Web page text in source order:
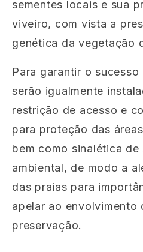
sementes locais e sua
viveiro, com vista a
genética da vegetação
Para garantir o
serão igualmente
restrição de acesso e
para proteção das
bem como sinalética de
ambiental, de modo a
das praias para
apelar ao envolvimento
preservação.